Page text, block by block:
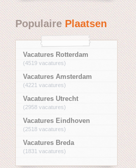
PopulairePlaatsen
Vacatures Rotterdam
(4519 vacatures)
Vacatures Amsterdam
(4221 vacatures)
Vacatures Utrecht
(2958 vacatures)
Vacatures Eindhoven
(2518 vacatures)
Vacatures Breda
(1831 vacatures)